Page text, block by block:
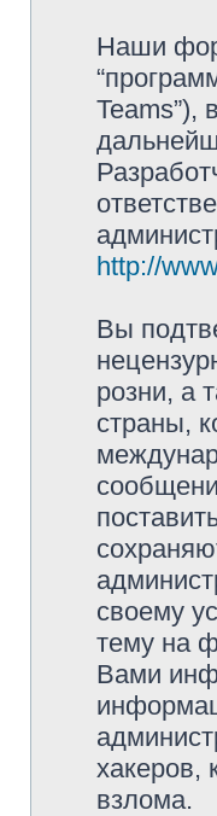
Наши
Teams”),
http://
Вы
розни, а
страны,
своему
тему на
Вами
хакеров,
взлома.